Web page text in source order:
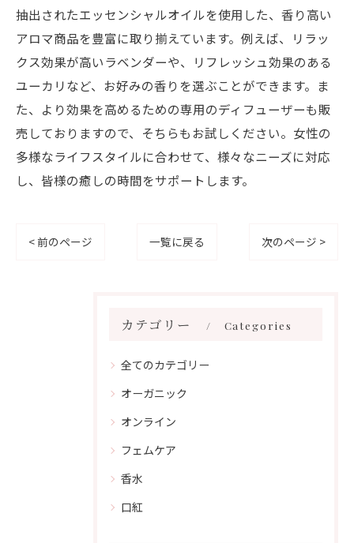
抽出されたエッセンシャルオイルを使用した、香り高い
アロマ商品を豊富に取り揃えています。例えば、リラッ
クス効果が高いラベンダーや、リフレッシュ効果のある
ユーカリなど、お好みの香りを選ぶことができます。ま
た、より効果を高めるための専用のディフューザーも販
売しておりますので、そちらもお試しください。女性の
多様なライフスタイルに合わせて、様々なニーズに対応
し、皆様の癒しの時間をサポートします。
< 前のページ 一覧に戻る 次のページ >
カテゴリー Categories
全てのカテゴリー
オーガニック
オンライン
フェムケア
香水
口紅